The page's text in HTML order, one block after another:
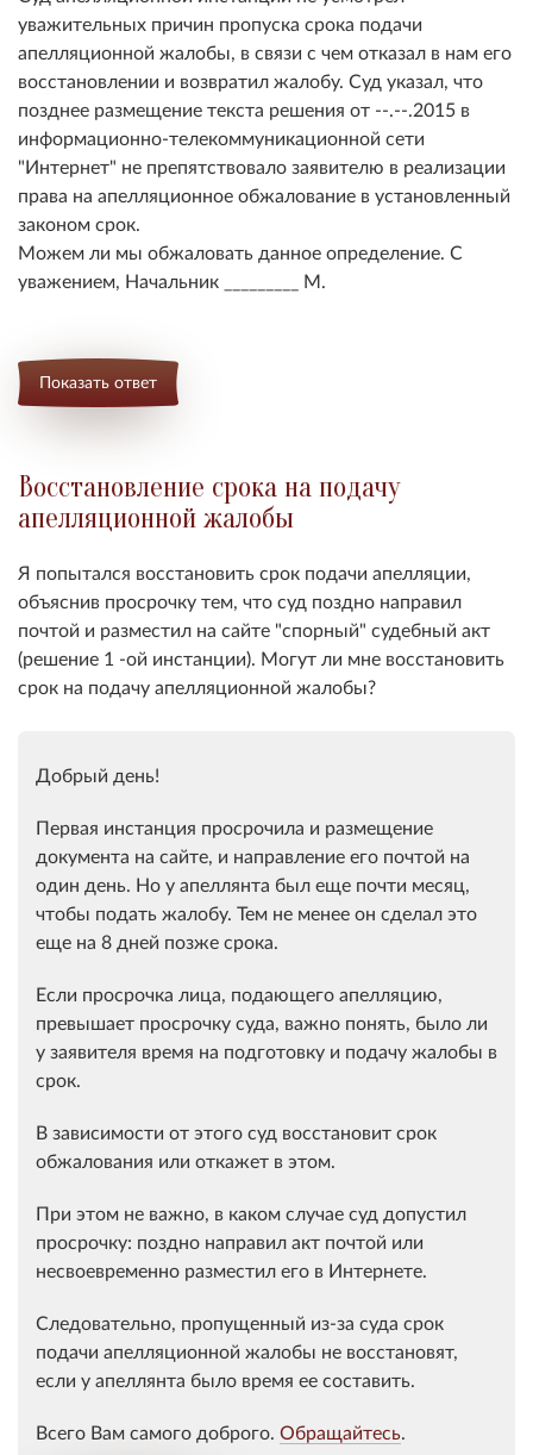
уважительных причин пропуска срока подачи
апелляционной жалобы, в связи с чем отказал в нам его
восстановлении и возвратил жалобу. Суд указал, что
позднее размещение текста решения от --.--.2015 в
информационно-телекоммуникационной сети
"Интернет" не препятствовало заявителю в реализации
права на апелляционное обжалование в установленный
законом срок.
Можем ли мы обжаловать данное определение. С
уважением, Начальник _________ М.
Показать ответ
Восстановление срока на подачу
апелляционной жалобы
Я попытался восстановить срок подачи апелляции,
объяснив просрочку тем, что суд поздно направил
почтой и разместил на сайте "спорный" судебный акт
(решение 1 -ой инстанции). Могут ли мне восстановить
срок на подачу апелляционной жалобы?
Добрый день!
Первая инстанция просрочила и размещение
документа на сайте, и направление его почтой на
один день. Но у апеллянта был еще почти месяц,
чтобы подать жалобу. Тем не менее он сделал это
еще на 8 дней позже срока.
Если просрочка лица, подающего апелляцию,
превышает просрочку суда, важно понять, было ли
у заявителя время на подготовку и подачу жалобы в
срок.
В зависимости от этого суд восстановит срок
обжалования или откажет в этом.
При этом не важно, в каком случае суд допустил
просрочку: поздно направил акт почтой или
несвоевременно разместил его в Интернете.
Следовательно, пропущенный из-за суда срок
подачи апелляционной жалобы не восстановят,
если у апеллянта было время ее составить.
Всего Вам самого доброго. Обращайтесь.